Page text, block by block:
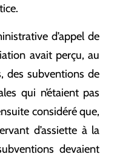
d’appel de
avait perçu, au
des subventions de
qui n’étaient pas
considéré que,
d’assiette à la
devaient